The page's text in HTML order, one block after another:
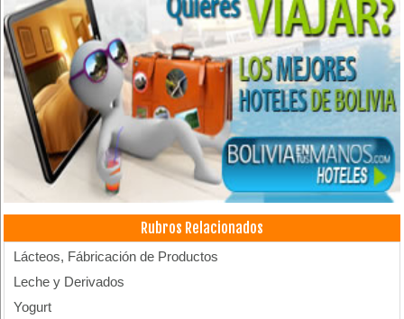
Rubros Relacionados
Lácteos, Fábricación de Productos
Leche y Derivados
Yogurt